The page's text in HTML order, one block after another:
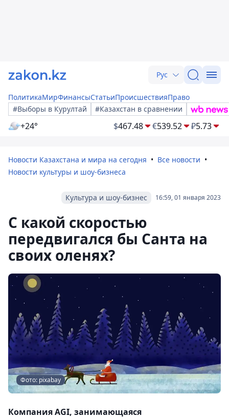
Рус
ПолитикаМирФинансыСтатьиПроисшествияПраво
#Выборы в Курултай
#Казахстан в сравнении
+24° $467.48 €539.52 ₽5.73
Новости Казахстана и мира на сегодня
Все новости
Новости культуры и шоу-бизнеса
16:59, 01 января 2023
Культура и шоу-бизнес
С какой скоростью
передвигался бы Санта на
своих оленях?
Фото: pixabay
Компания AGI, занимающаяся